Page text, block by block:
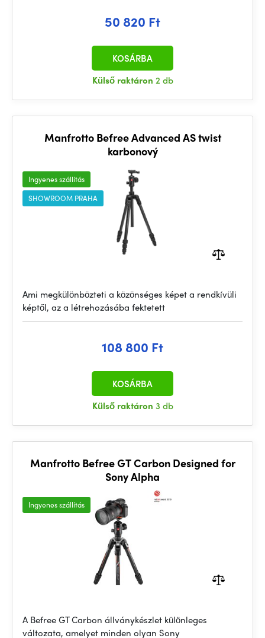
50 820 Ft
Külső raktáron 2 db
KOSÁRBA
Manfrotto Befree Advanced AS twist
karbonový
Ingyenes szállítás
SHOWROOM PRAHA
Ami megkülönbözteti a közönséges képet a rendkívüli
képtől, az a létrehozásába fektetett
108 800 Ft
Külső raktáron 3 db
KOSÁRBA
Manfrotto Befree GT Carbon Designed for
Sony Alpha
Ingyenes szállítás
A Befree GT Carbon állványkészlet különleges
változata, amelyet minden olyan Sony